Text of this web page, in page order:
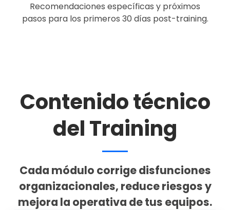
Recomendaciones específicas y próximos
pasos para los primeros 30 días post-training.
Contenido técnico
del Training
Cada módulo corrige disfunciones
organizacionales, reduce riesgos y
mejora la operativa de tus equipos.